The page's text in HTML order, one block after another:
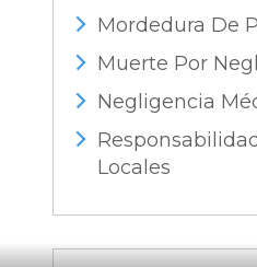
Mordedura De
Muerte Por
Negligencia
Locales